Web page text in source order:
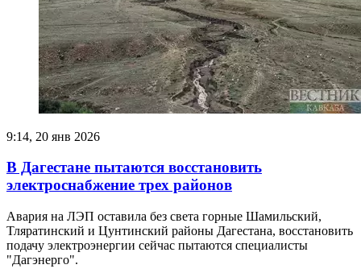
9:14, 20 янв 2026
В Дагестане пытаются восстановить
электроснабжение трех районов
Авария на ЛЭП оставила без света горные Шамильский,
Тляратинский и Цунтинский районы Дагестана, восстановить
подачу электроэнергии сейчас пытаются специалисты
"Дагэнерго".